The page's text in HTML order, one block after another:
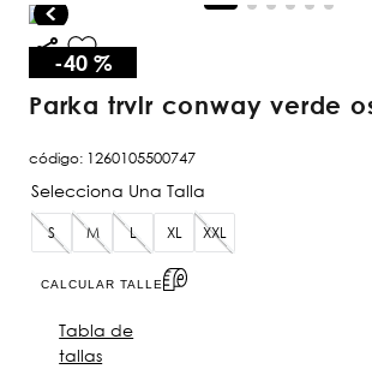
-40 %
parka trvlr conway verde
código: 1260105500747
S M L XL XXL
CALCULAR TALLE
Tabla de
tallas